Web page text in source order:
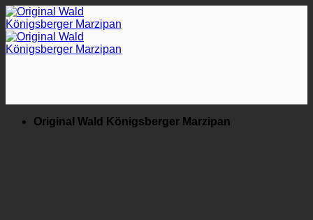
Zum
Inhalt
springen
Original Wald Königsberger Marzipan